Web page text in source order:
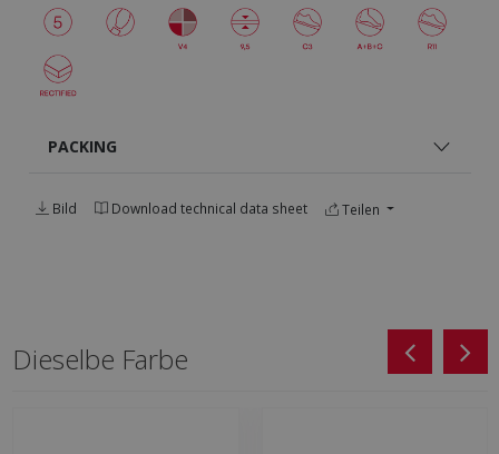
PACKING
Bild Download technical data sheet Teilen
Dieselbe Farbe